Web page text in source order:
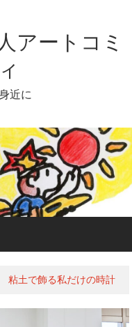
アートコミ
近に
粘土で飾る私だけの時計